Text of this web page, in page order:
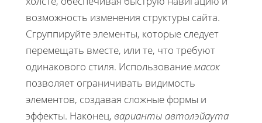
возможность изменения структуры сайта.
Сгруппируйте элементы, которые следует
перемещать вместе, или те, что требуют
одинакового стиля. Использованиемасок
позволяет ограничивать видимость
элементов, создавая сложные формы и
эффекты. Наконец, варианты автолэйаута